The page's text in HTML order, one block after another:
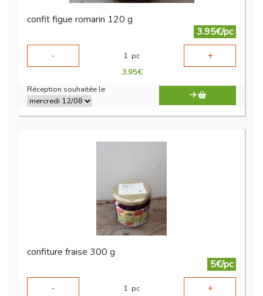
confit figue romarin 120 g
3.95€/pc
-
1 pc +
3.95€
Réception souhaitée le
confiture fraise 300 g
5€/pc
-
1 pc +